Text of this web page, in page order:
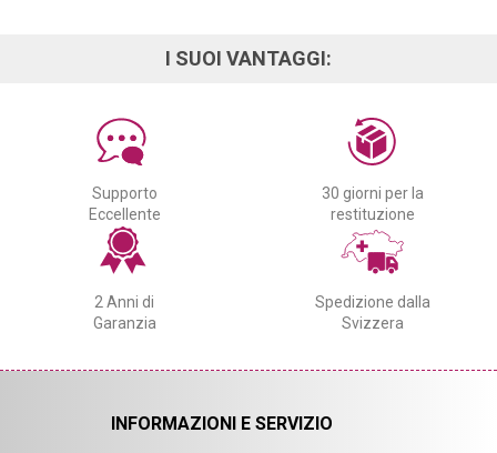
I SUOI VANTAGGI:
Supporto
Eccellente
30 giorni per la
restituzione
2 Anni di
Garanzia
Spedizione dalla
Svizzera
INFORMAZIONI E SERVIZIO